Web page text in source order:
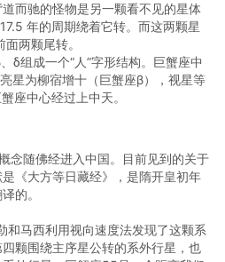
而驰的怪物是另一颗看不见的星体
年的周期绕着它转。而这两颗星
两颗尾转。
δ组成一个“人”字形结构。巨蟹座中
星为柳宿增十（巨蟹座β），视星等
座中心经过上中天。
念随佛经进入中国。目前见到的关于
《大方等日藏经》，是隋开皇初年
的。
和马西利用视向速度法发现了这颗系
颗围绕主序星公转的系外行星，也